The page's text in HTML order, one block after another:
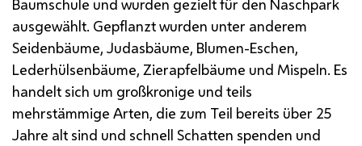
Baumschule und wurden gezielt für den Naschpark
ausgewählt. Gepflanzt wurden unter anderem
Seidenbäume, Judasbäume, Blumen-Eschen,
Lederhülsenbäume, Zierapfelbäume und Mispeln. Es
handelt sich um großkronige und teils
mehrstämmige Arten, die zum Teil bereits über 25
Jahre alt sind und schnell Schatten spenden und